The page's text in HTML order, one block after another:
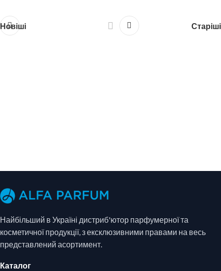
Новіші Старіші
Найбільший в Україні дистриб'ютор парфумерної та
косметичної продукції, з ексклюзивними правами на весь
представлений асортимент.
Каталог